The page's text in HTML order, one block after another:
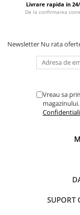
Livrare rapida in
De la confirmarea
Newsletter Nu rata
Vreau sa
SUPORT